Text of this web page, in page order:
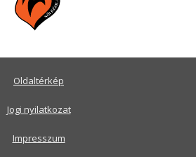
Oldaltérkép
Jogi nyilatkozat
Impresszum